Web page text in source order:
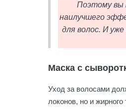
Поэтому вы
наилучшего
для волос. И
Маска с
Уход за волосами
локонов, но и